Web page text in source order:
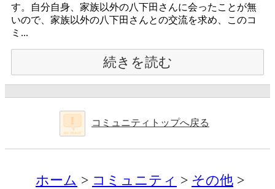
す。自分自身、家族以外の八下田さんに会ったことが無
いので、家族以外の八下田さんとの交流を求め、このコ
ミ...
続きを読む
コミュニティトップへ戻る
ホーム コミュニティ
その他